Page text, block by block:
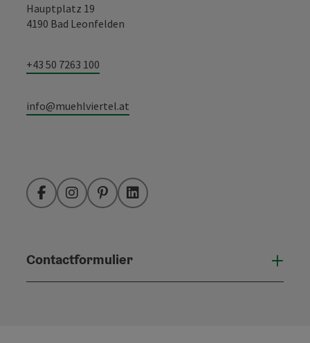
Hauptplatz 19
4190 Bad Leonfelden
+43 50 7263 100
info@muehlviertel.at
FacebookInstagramPinterestLinkedIn
Contactformulier